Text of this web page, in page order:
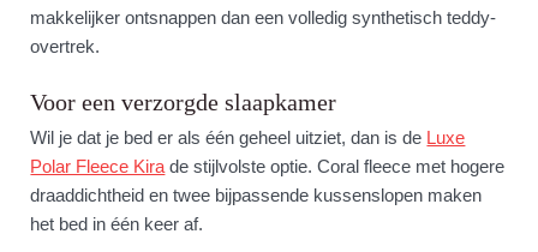
makkelijker ontsnappen dan een volledig synthetisch teddy-
overtrek.
Voor een verzorgde slaapkamer
Wil je dat je bed er als één geheel uitziet, dan is de Luxe
Polar Fleece Kira de stijlvolste optie. Coral fleece met hogere
draaddichtheid en twee bijpassende kussenslopen maken
het bed in één keer af.